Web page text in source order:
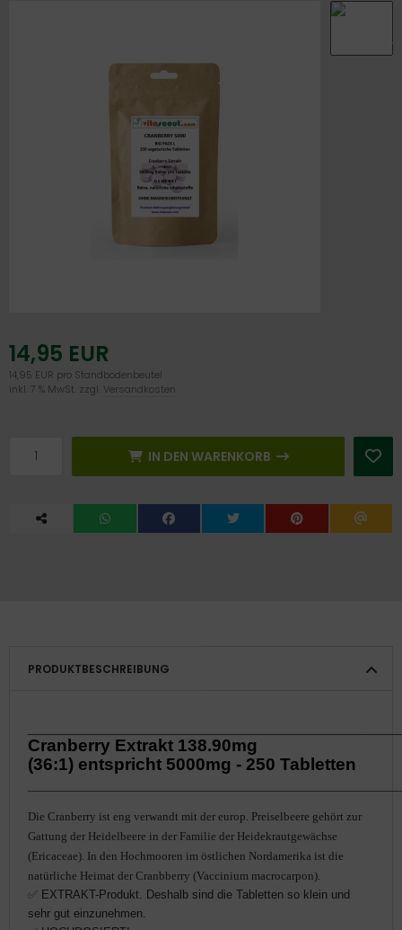
14,95 EUR
14,95 EUR pro Standbodenbeutel
inkl. 7 % MwSt. zzgl. Versandkosten
IN DEN WARENKORB
PRODUKTBESCHREIBUNG
Cranberry Extrakt 138.90mg
(36:1) entspricht 5000mg - 250 Tabletten
Die Cranberry ist eng verwandt mit der europ. Preiselbeere gehört zur
Gattung der Heidelbeere in der Familie der Heidekrautgewächse
(Ericaceae). In den Hochmooren im östlichen Nordamerika ist die
natürliche Heimat der Cranbberry (Vaccinium macrocarpon).
✅ EXTRAKT-Produkt. Deshalb sind die Tabletten so klein und
sehr gut einzunehmen.
/ Gedächtnis / Konzentration
und Spurenelemente
/ Wetter / Winter